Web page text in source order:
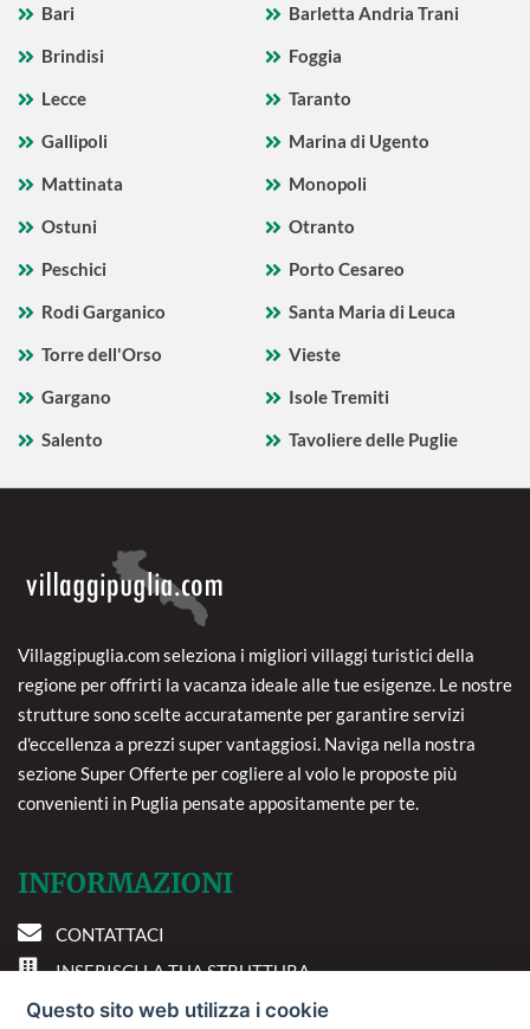
Bari
Barletta Andria Trani
Brindisi
Foggia
Lecce
Taranto
Gallipoli
Marina di Ugento
Mattinata
Monopoli
Ostuni
Otranto
Peschici
Porto Cesareo
Rodi Garganico
Santa Maria di Leuca
Torre dell'Orso
Vieste
Gargano
Isole Tremiti
Salento
Tavoliere delle Puglie
Villaggipuglia.com seleziona i migliori villaggi turistici della
regione per offrirti la vacanza ideale alle tue esigenze. Le nostre
strutture sono scelte accuratamente per garantire servizi
d'eccellenza a prezzi super vantaggiosi. Naviga nella nostra
sezione Super Offerte per cogliere al volo le proposte più
convenienti in Puglia pensate appositamente per te.
INFORMAZIONI
CONTATTACI
INSERISCI LA TUA STRUTTURA
PREFERENZE COOKIE
Questo sito web utilizza i cookie